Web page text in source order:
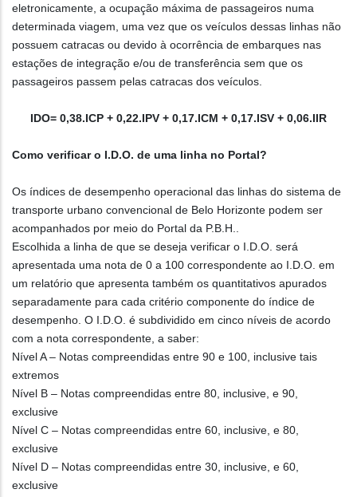
eletronicamente, a ocupação máxima de passageiros numa
determinada viagem, uma vez que os veículos dessas linhas não
possuem catracas ou devido à ocorrência de embarques nas
estações de integração e/ou de transferência sem que os
passageiros passem pelas catracas dos veículos.
IDO= 0,38.ICP + 0,22.IPV + 0,17.ICM + 0,17.ISV + 0,06.IIR
Como verificar o I.D.O. de uma linha no Portal?
Os índices de desempenho operacional das linhas do sistema de
transporte urbano convencional de Belo Horizonte podem ser
acompanhados por meio do Portal da P.B.H..
Escolhida a linha de que se deseja verificar o I.D.O. será
apresentada uma nota de 0 a 100 correspondente ao I.D.O. em
um relatório que apresenta também os quantitativos apurados
separadamente para cada critério componente do índice de
desempenho. O I.D.O. é subdividido em cinco níveis de acordo
com a nota correspondente, a saber:
Nível A – Notas compreendidas entre 90 e 100, inclusive tais
extremos
Nível B – Notas compreendidas entre 80, inclusive, e 90,
exclusive
Nível C – Notas compreendidas entre 60, inclusive, e 80,
exclusive
Nível D – Notas compreendidas entre 30, inclusive, e 60,
exclusive